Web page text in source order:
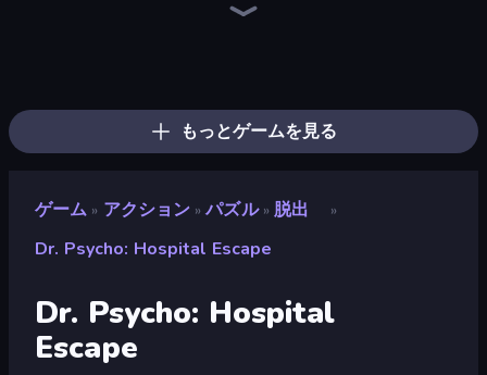
もっとゲームを見る
ゲーム » アクション » パズル » 脱出 »
Dr. Psycho: Hospital Escape
Dr. Psycho: Hospital
Escape